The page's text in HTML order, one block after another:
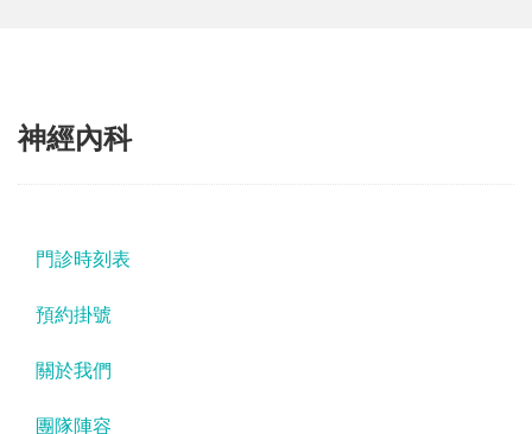
神經內科
門診時刻表
預約掛號
關於我們
團隊陣容